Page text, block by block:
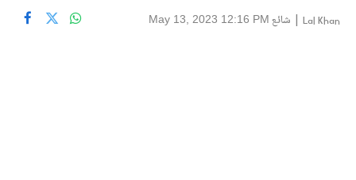
Lal Khan
| شائع May 13, 2023 12:16 PM